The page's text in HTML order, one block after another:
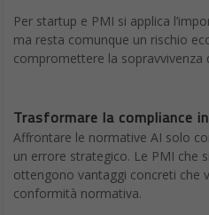
Per startup e PMI si applica
ma resta comunque un rischio
compromettere la sopravvivenza
Trasformare la compliance
Affrontare le normative AI solo
un errore strategico. Le PMI che
ottengono vantaggi concreti che
conformità normativa.